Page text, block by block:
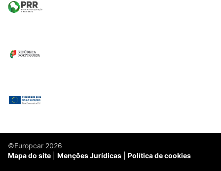
©Europcar 2026
Mapa do site
Menções Jurídicas Política de cookies